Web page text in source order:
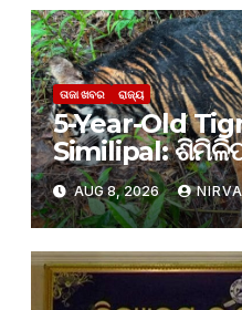
ତାଜା ଖବର ରାଜ୍ୟ
5-Year-Old
Similipal:
ବାଘୁଣୀର ମୃତ୍ୟୁ,
AUG 8, 2026